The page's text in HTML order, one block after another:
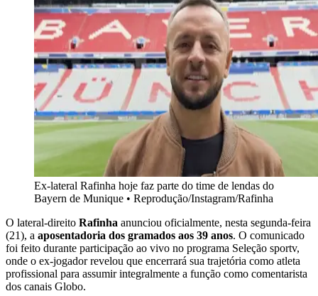
Ex-lateral Rafinha hoje faz parte do time de lendas do
Bayern de Munique • Reprodução/Instagram/Rafinha
O lateral-direito Rafinha anunciou oficialmente, nesta segunda-feira
(21), a aposentadoria dos gramados aos 39 anos. O comunicado
foi feito durante participação ao vivo no programa Seleção sportv,
onde o ex-jogador revelou que encerrará sua trajetória como atleta
profissional para assumir integralmente a função como comentarista
dos canais Globo.